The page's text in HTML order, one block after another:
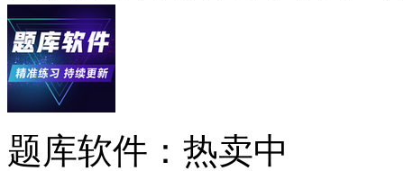
题库软件：热卖中